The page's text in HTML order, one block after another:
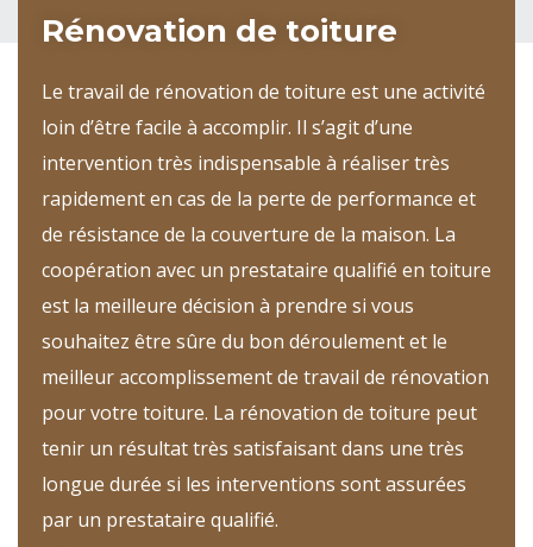
Rénovation de toiture
Le travail de rénovation de toiture est une activité
loin d’être facile à accomplir. Il s’agit d’une
intervention très indispensable à réaliser très
rapidement en cas de la perte de performance et
de résistance de la couverture de la maison. La
coopération avec un prestataire qualifié en toiture
est la meilleure décision à prendre si vous
souhaitez être sûre du bon déroulement et le
meilleur accomplissement de travail de rénovation
pour votre toiture. La rénovation de toiture peut
tenir un résultat très satisfaisant dans une très
longue durée si les interventions sont assurées
par un prestataire qualifié.